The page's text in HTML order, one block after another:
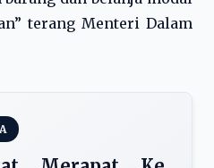
terang Menteri Dalam